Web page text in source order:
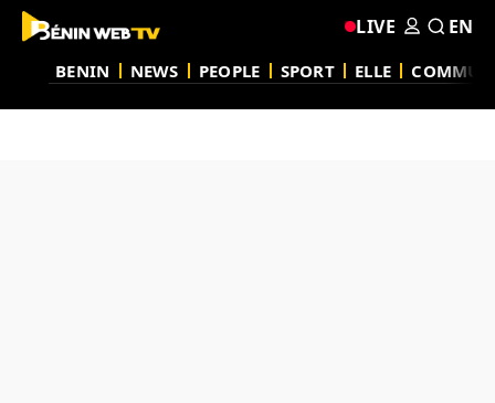
BENIN NEWS PEOPLE SPORT ELLE
LIVE EN